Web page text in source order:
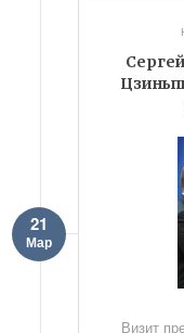
21
Мар
Визит